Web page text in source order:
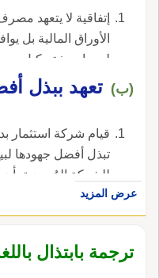
إتفاقية لا يتعهد
الأوراق المالية
لبيعها بصفة وكيل.
الإصدار المسؤولية
تسويق الأوراق
السندات من الجهة
المتاجرين لحسابهم
تحمله لمخاطر
efforts agreement.
(ب) تعهد ببذل
قيام شركة استثمار
تبذل أفضل جهودها
للشركة المُصدرَة بأن
في الإنجليزية، هي best efforts underwriting.عرض المزيد
ترجمة بابتذال